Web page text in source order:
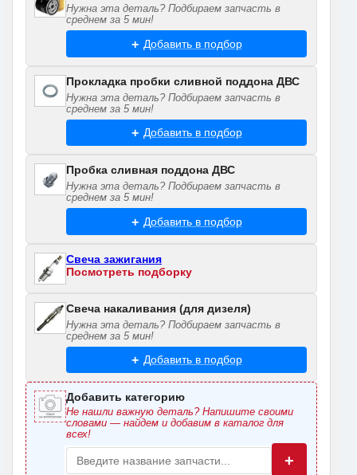
Нужна эта деталь? Подбираем запчасть в
среднем за 5 мин!
Добавить в подбор
Прокладка пробки сливной поддона ДВС
Нужна эта деталь? Подбираем запчасть в
среднем за 5 мин!
Добавить в подбор
Пробка сливная поддона ДВС
Нужна эта деталь? Подбираем запчасть в
среднем за 5 мин!
Добавить в подбор
Свеча зажигания
Посмотреть подборку
Свеча накаливания (для дизеля)
Нужна эта деталь? Подбираем запчасть в
среднем за 5 мин!
Добавить в подбор
Добавить категорию
Не нашли важную деталь? Напишите своими
словами — найдем и добавим в каталог для
всех!
+